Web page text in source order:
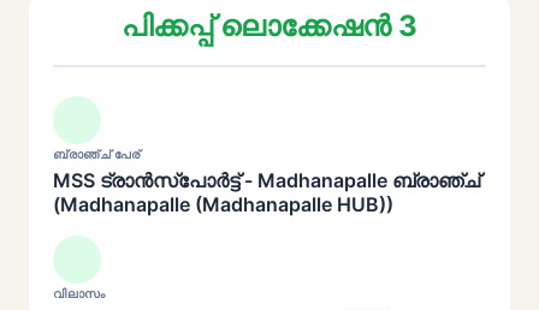
പിക്കപ്പ് ലൊക്കേഷൻ 3
ബ്രാഞ്ച് പേര്
MSS ട്രാൻസ്പോർട്ട് - Madhanapalle ബ്രാഞ്ച്
(Madhanapalle (Madhanapalle HUB))
വിലാസം